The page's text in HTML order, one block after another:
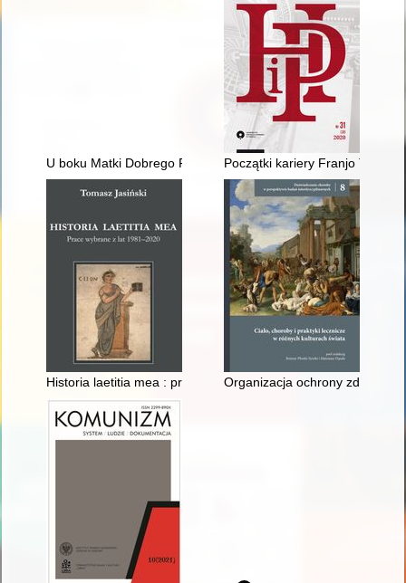
U boku Matki Dobrego Pasterza... w poszukiwaniu
Początki kariery Franjo
Historia laetitia mea : prace wybrane z lat 1981-2020
Organizacja ochrony zdrowia